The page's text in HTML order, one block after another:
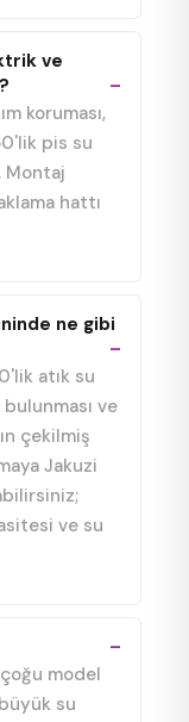
ve
koruması,
pis su
Montaj
hattı
ne gibi
atık su
ve
çekilmiş
Jakuzi
ve su
çoğu model
su